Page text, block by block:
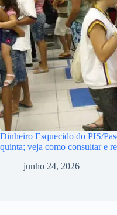
Dinheiro Esquecido do PIS/
quinta; veja como consultar e
junho 24, 2026